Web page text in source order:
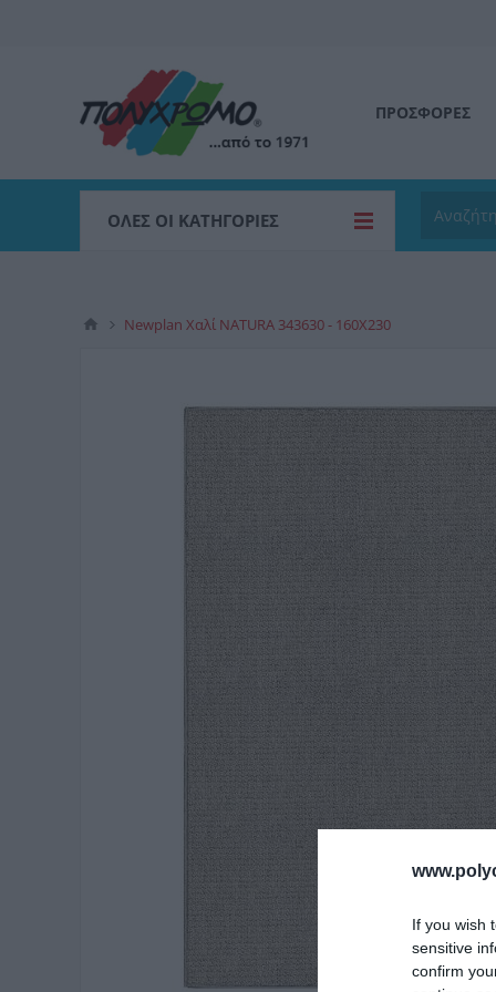
If you wish
sensitive
confirm
ΠΡΟΣΦΟΡΕΣ
ΌΛΕΣ ΟΙ ΚΑΤΗΓΟΡΊΕΣ
Newplan Χαλί NATURA 343630 - 160X230